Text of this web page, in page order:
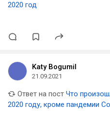
2020 год
Katy Bogumil
21.09.2021
Ответ на пост Что
2020 году, кроме пандемии